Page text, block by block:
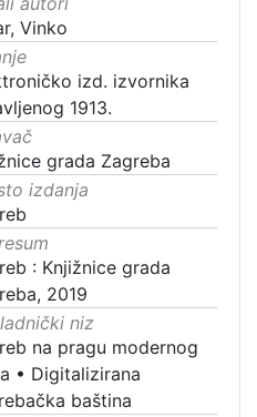
Vinko
izd. izvornika
1913.
grada Zagreba
izdanja
: Knjižnice grada
2019
niz
na pragu modernog
• Digitalizirana
baština